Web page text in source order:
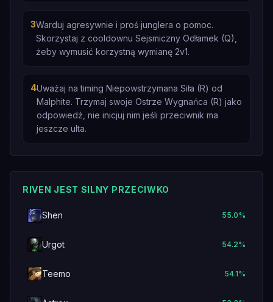
3Warduj agresywnie i proś junglera o pomoc.
Skorzystaj z cooldownu Sejsmiczny Odłamek (Q),
żeby wymusić korzystną wymianę 2v1.
4Uważaj na timing Niepowstrzymana Siła (R) od
Malphite. Trzymaj swoje Ostrze Wygnańca (R) jako
odpowiedź, nie inicjuj nim jeśli przeciwnik ma
jeszcze ulta.
RIVEN JEST SILNY PRZECIWKO
Shen 55.0%
Urgot 54.2%
Teemo 54.1%